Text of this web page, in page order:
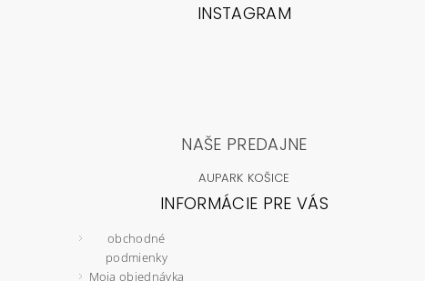
INSTAGRAM
NAŠE PREDAJNE
AUPARK KOŠICE
INFORMÁCIE PRE VÁS
obchodné
podmienky
Moja objednávka